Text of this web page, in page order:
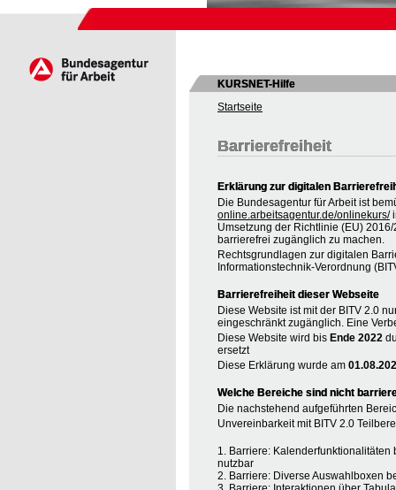
KURSNET-Hilfe
Startseite
Barrierefreiheit
Erklärung zur digitalen
Die Bundesagentur für Arbeit ist
online.arbeitsagentur.de/onlinekurs/
Umsetzung der Richtlinie (EU)
barrierefrei zugänglich zu machen.
Rechtsgrundlagen zur digitalen
Informationstechnik-Verordnung
Barrierefreiheit dieser Webseite
Diese Website ist mit der BITV 2.0
eingeschränkt zugänglich. Eine
Diese Website wird bis Ende 2022
ersetzt
Diese Erklärung wurde am
Welche Bereiche sind nicht
Die nachstehend aufgeführten
Unvereinbarkeit mit BITV 2.0
1. Barriere:
nutzbar
2. Barriere: Diverse Auswahlboxen